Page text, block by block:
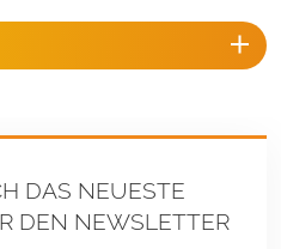
DAS NEUESTE
DEN NEWSLETTER